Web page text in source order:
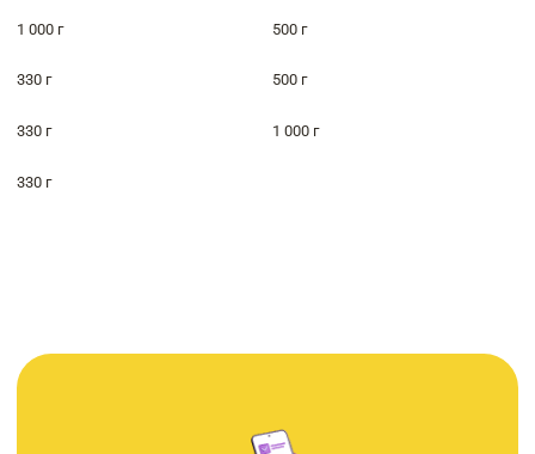
1 000 г 500 г
330 г 500 г
330 г 1 000 г
330 г